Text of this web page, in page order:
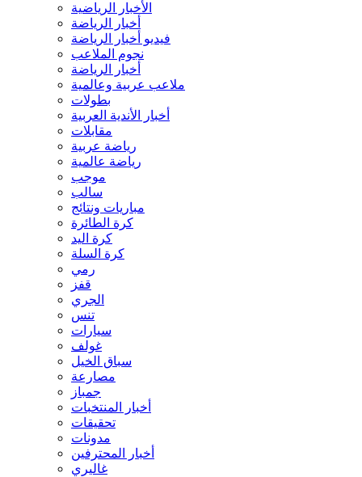
الأخبار الرياضية
أخبار الرياضة
فيديو أخبار الرياضة
نجوم الملاعب
أخبار الرياضة
ملاعب عربية وعالمية
بطولات
أخبار الأندية العربية
مقابلات
رياضة عربية
رياضة عالمية
موجب
سالب
مباريات ونتائج
كرة الطائرة
كرة اليد
كرة السلة
رمي
قفز
الجري
تنس
سيارات
غولف
سباق الخيل
مصارعة
جمباز
أخبار المنتخبات
تحقيقات
مدونات
أخبار المحترفين
غاليري